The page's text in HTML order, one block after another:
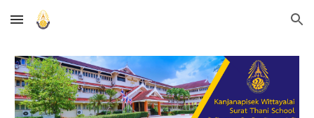
Skip to main content Skip to navigation